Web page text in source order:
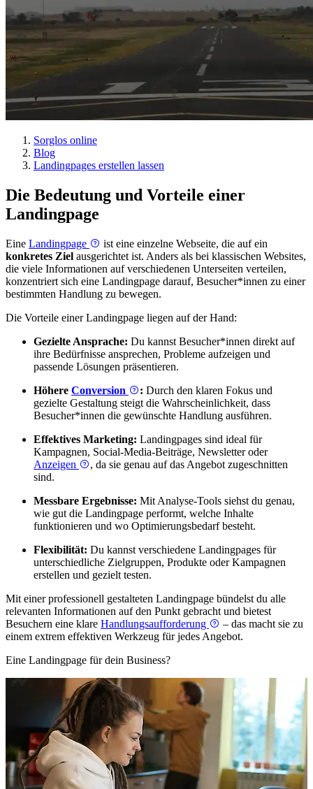
Sorglos online
Blog
Landingpages erstellen lassen
Die Bedeutung und Vorteile einer
Landingpage
Eine Landingpage
ist eine einzelne Webseite, die auf ein
konkretes Ziel ausgerichtet ist. Anders als bei klassischen Websites,
die viele Informationen auf verschiedenen Unterseiten verteilen,
konzentriert sich eine Landingpage darauf, Besucher*innen zu einer
bestimmten Handlung zu bewegen.
Die Vorteile einer Landingpage liegen auf der Hand:
Gezielte Ansprache: Du kannst Besucher*innen direkt auf
ihre Bedürfnisse ansprechen, Probleme aufzeigen und
passende Lösungen präsentieren.
Höhere Conversion : Durch den klaren Fokus und
gezielte Gestaltung steigt die Wahrscheinlichkeit, dass
Besucher*innen die gewünschte Handlung ausführen.
Effektives Marketing: Landingpages sind ideal für
Kampagnen, Social-Media-Beiträge, Newsletter oder
Anzeigen
, da sie genau auf das Angebot zugeschnitten
sind.
Messbare Ergebnisse: Mit Analyse-Tools siehst du genau,
wie gut die Landingpage performt, welche Inhalte
funktionieren und wo Optimierungsbedarf besteht.
Flexibilität: Du kannst verschiedene Landingpages für
unterschiedliche Zielgruppen, Produkte oder Kampagnen
erstellen und gezielt testen.
Mit einer professionell gestalteten Landingpage bündelst du alle
relevanten Informationen auf den Punkt gebracht und bietest
Besuchern eine klare Handlungsaufforderung
– das macht sie zu
einem extrem effektiven Werkzeug für jedes Angebot.
Eine Landingpage für dein Business?